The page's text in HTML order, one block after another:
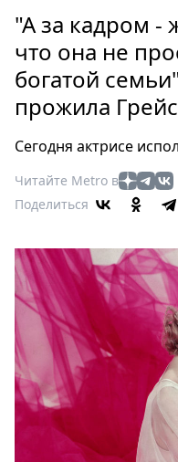
Россия
Мир
Здоровье
Еда
Туризм
Мода
Театр
Кино
Книги
Выставки
Пресс-
релизы
О
Спецпроекты
Звезды
"А за кадром -
что она не
богатой
прожила
Сегодня актрисе
Читайте Metro в
Поделиться